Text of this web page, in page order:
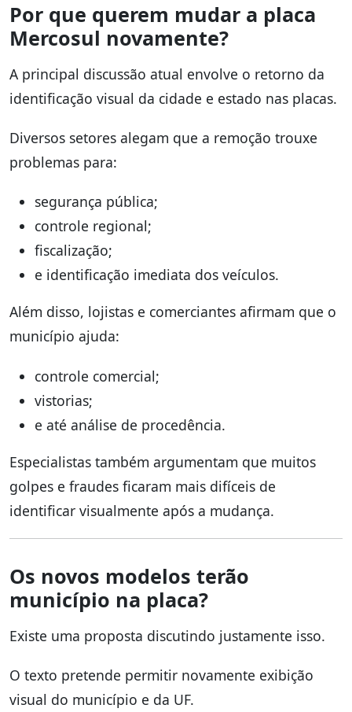
Por que querem mudar a placa
Mercosul novamente?
A principal discussão atual envolve o retorno da
identificação visual da cidade e estado nas placas.
Diversos setores alegam que a remoção trouxe
problemas para:
segurança pública;
controle regional;
fiscalização;
e identificação imediata dos veículos.
Além disso, lojistas e comerciantes afirmam que o
município ajuda:
controle comercial;
vistorias;
e até análise de procedência.
Especialistas também argumentam que muitos
golpes e fraudes ficaram mais difíceis de
identificar visualmente após a mudança.
Os novos modelos terão
município na placa?
Existe uma proposta discutindo justamente isso.
O texto pretende permitir novamente exibição
visual do município e da UF.